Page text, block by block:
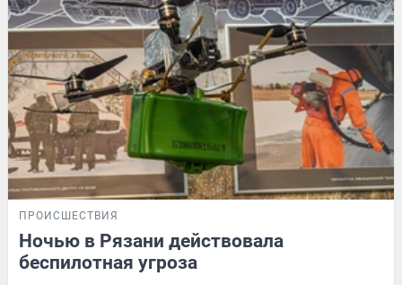
ПРОИСШЕСТВИЯ
Ночью в Рязани действовала
беспилотная угроза